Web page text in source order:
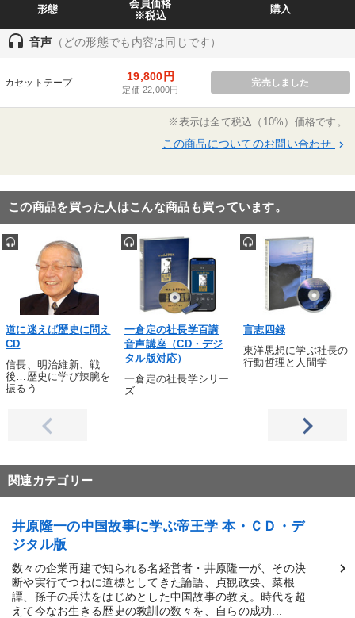
形態
会員価格
※税込
購入
headset 音声 （どの形態でも内容は同じです）
カセットテープ 19,800円
定価 22,000円
完売しました
※表示は全て税込（10%）価格です。
この商品についてのお問い合わせ keyboard_arrow_right
この商品を買った人はこんな商品も買っています。
道に迷えば歴史に問え
CD
信長、明治維新、戦
後…歴史に学び辣腕を
振るう
一倉定の社長学百講
音声講座（CD・デジ
タル版対応）
一倉定の社長学シリー
ズ
言志四録
東洋思想に学ぶ社長の
行動哲理と人間学
関連カテゴリー
井原隆一の中国故事に学ぶ帝王学 本・ＣＤ・デ
ジタル版
数々の企業再建で知られる名経営者・井原隆一が、その決
断や実行でつねに道標としてきた論語、貞観政要、菜根
譚、孫子の兵法をはじめとした中国故事の教え。時代を超
えて今なお生きる歴史の教訓の数々を、自らの成功...